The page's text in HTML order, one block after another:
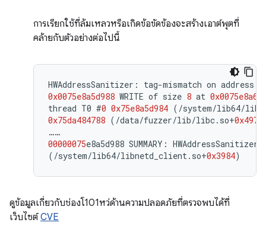
การเรียกใช้ที่ล้มเหลวหรือเกิดข้อขัดข้องจะสร้างเอาต์พุตที่
คล้ายกับตัวอย่างต่อไปนี้
HWAddressSanitizer : tag-mismatch on address
0x0075e8a5d988 WRITE of size 8 at
thread T0 #0 0x75e8a5d984 ( /system/lib64/
0x75da484788 ( /data/fuzzer/lib/libc. so+
……
00000075e8a5d988 SUMMARY : HWAddressSanitizer
( /system/lib64/libnetd_client. so+0x3984)
ดูข้อมูลเกี่ยวกับช่องโ101หว่ด้านความปลอดภัยที่ตรวจพบได้ที่
เว็บไซต์CVE